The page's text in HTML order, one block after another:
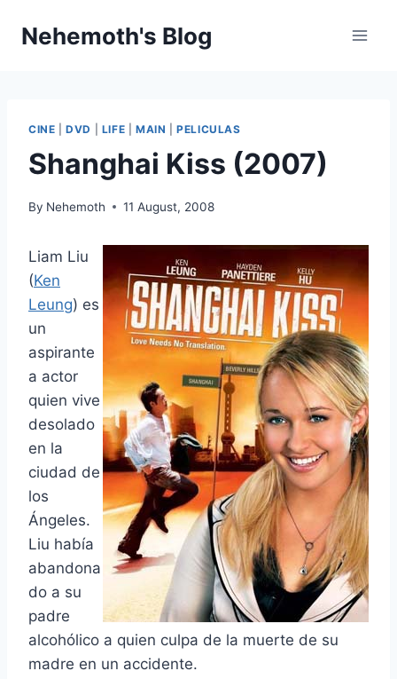
Nehemoth's Blog
CINE |DVD LIFE MAIN |PELICULAS
Shanghai Kiss (2007)
By Nehemoth 11 August, 2008
Liam Liu
(Ken
Leung) es
un
aspirante
a actor
quien vive
desolado
en la
ciudad de
los
Ángeles.
Liu había
abandona
do a su
padre
alcohólico a quien culpa de la muerte de su
madre en un accidente.